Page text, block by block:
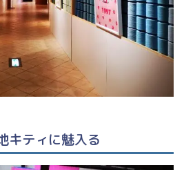
キティに魅入る